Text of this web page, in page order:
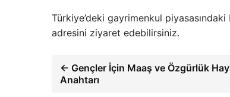
Türkiye’deki gayrimenkul
adresini ziyaret edebilirsiniz.
← Gençler İçin Maaş ve Özgürlük
Anahtarı